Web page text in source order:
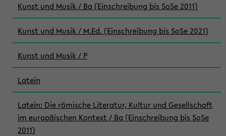
Kunst und Musik / Ba (Einschreibung bis SoSe 2011)
Kunst und Musik / M.Ed. (Einschreibung bis SoSe 2021)
Kunst und Musik / P
Latein
Latein: Die römische Literatur, Kultur und Gesellschaft
im europäischen Kontext / Ba (Einschreibung bis SoSe
2011)